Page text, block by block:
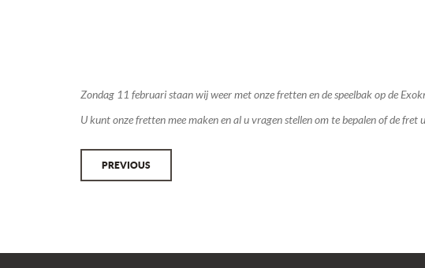
Zondag 11 februari staan wij weer met onze fretten en de speelbak op de
U kunt onze fretten mee maken en al u vragen stellen om te bepalen of de
Bericht
navigatie
PREVIOUS